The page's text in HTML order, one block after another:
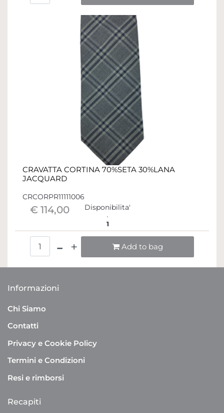
CRAVATTA CORTINA 70%SETA 30%LANA
JACQUARD
CRCORPR11111006
€ 114,00 Disponibilita'
1
Add to bag
Informazioni
Chi Siamo
Contatti
Privacy e Cookie Policy
Termini e Condizioni
Resi e rimborsi
Recapiti